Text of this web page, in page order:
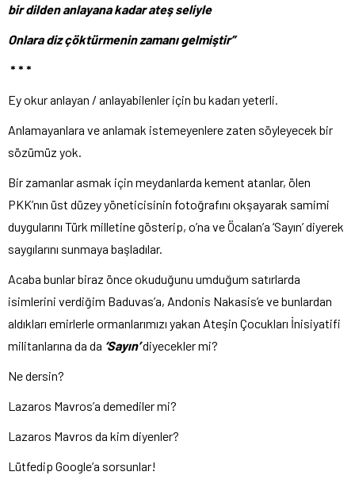
bir dilden anlayana kadar ateş seliyle
Onlara diz çöktürmenin zamanı gelmiştir”
* * *
Ey okur anlayan / anlayabilenler için bu kadarı yeterli.
Anlamayanlara ve anlamak istemeyenlere zaten söyleyecek bir
sözümüz yok.
Bir zamanlar asmak için meydanlarda kement atanlar, ölen
PKK’nın üst düzey yöneticisinin fotoğrafını okşayarak samimi
duygularını Türk milletine gösterip, o’na ve Öcalan’a ‘Sayın’ diyerek
saygılarını sunmaya başladılar.
Acaba bunlar biraz önce okuduğunu umduğum satırlarda
isimlerini verdiğim Baduvas’a, Andonis Nakasis’e ve bunlardan
aldıkları emirlerle ormanlarımızı yakan Ateşin Çocukları İnisiyatifi
militanlarına da da ‘Sayın’diyecekler mi?
Ne dersin?
Lazaros Mavros’a demediler mi?
Lazaros Mavros da kim diyenler?
Lütfedip Google’a sorsunlar!